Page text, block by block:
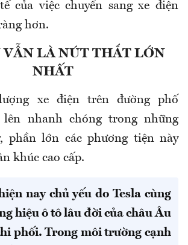
của việc chuyển sang xe điện
hơn.
VẪN LÀ NÚT THẮT LỚN
NHẤT
xe điện trên đường phố
lên nhanh chóng trong những
phần lớn các phương tiện này
khúc cao cấp.
nay chủ yếu do Tesla cùng
hiệu ô tô lâu đời của châu Âu
phối. Trong môi trường cạnh